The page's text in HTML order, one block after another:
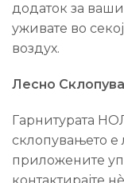
додаток за
уживате во
воздух.
Лесно
Гарнитурата
склопувањето е
приложените